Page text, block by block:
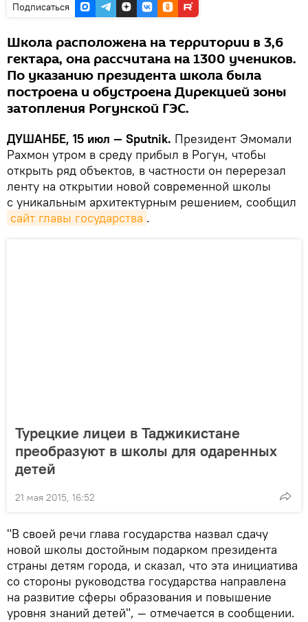
Подписаться
Школа расположена на территории в 3,6
гектара, она рассчитана на 1300 учеников.
По указанию президента школа была
построена и обустроена Дирекцией зоны
затопления Рогунской ГЭС.
ДУШАНБЕ, 15 июл — Sputnik. Президент Эмомали
Рахмон утром в среду прибыл в Рогун, чтобы
открыть ряд объектов, в частности он перерезал
ленту на открытии новой современной школы
с уникальным архитектурным решением, сообщил
сайт главы государства .
Турецкие лицеи в Таджикистане
преобразуют в школы для одаренных
детей
21 мая 2015, 16:52
"В своей речи глава государства назвал сдачу
новой школы достойным подарком президента
страны детям города, и сказал, что эта инициатива
со стороны руководства государства направлена
на развитие сферы образования и повышение
уровня знаний детей", — отмечается в сообщении.